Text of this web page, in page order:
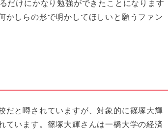
だけにかなり勉強ができたことになります
かしらの形で明かしてほしいと願うファン
だと噂されていますが、対象的に篠塚大輝
ています。篠塚大輝さんは一橋大学の経済